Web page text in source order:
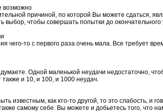
возможно
причиной, по которой Вы можете сдаться,
выбор, чтобы совершать попытки до окончательного
чего-то с первого раза очень мала. Все требует
Одной маленькой неудачи недостаточно,
также и 10, и 100, и 1000 неудач.
известным, как кто-то другой, то это слабость, и
самому себе. Вы можете и добьетесь того, что